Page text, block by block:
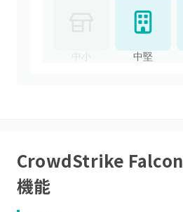
中堅
CrowdStrike Falcon
機能